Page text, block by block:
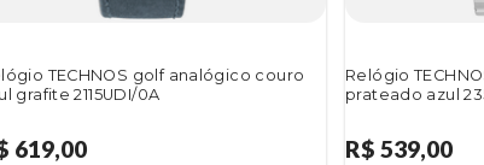
TECHNOS golf analógico couro
grafite 2115UDI/0A
619,00
Relógio
prateado azul
R$ 539,00